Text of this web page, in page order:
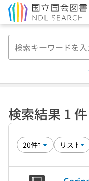
検索結果 1 件